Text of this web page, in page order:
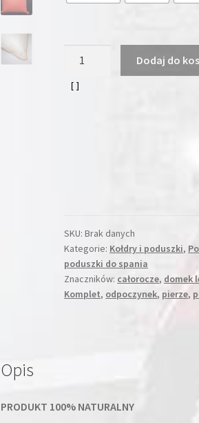
Dodaj do
SKU:Brak danych
Kategorie: Kołdry i poduszki,
poduszki do spania
Znaczników: całorocze, domek
Komplet, odpoczynek, pierze,
Opis
PRODUKT 100% NATURALNY